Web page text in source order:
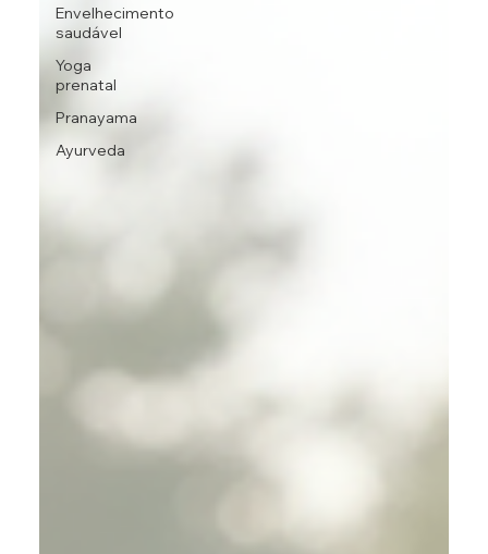
Envelhecimento
saudável
Yoga
prenatal
Pranayama
Ayurveda